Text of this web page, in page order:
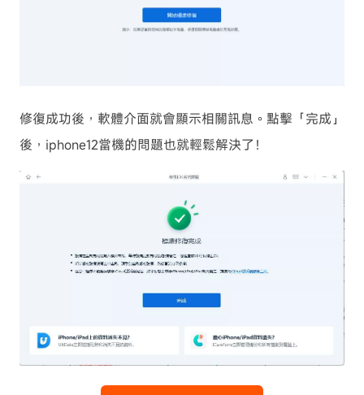
修復成功後，軟體介面就會顯示相關訊息。點擊「完成」
後，iphone12當機的問題也就輕鬆解決了！